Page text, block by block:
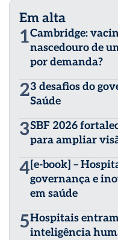
Em alta
1Cambridge:
nascedouro de
por demanda?
23 desafios do
Saúde
3SBF 2026
para ampliar
4[e-book] –
governança e
em saúde
5Hospitais
inteligência